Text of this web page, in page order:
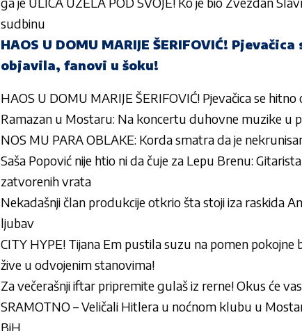
sudbinu
HAOS U DOMU MARIJE ŠERIFOVIĆ!
objavila, fanovi u šoku!
HAOS U DOMU MARIJE ŠERIFOVIĆ! Pjevačica se
Ramazan u Mostaru: Na koncertu duhovne muzike u
NOS MU PARA OBLAKE: Korda smatra da je
Saša Popović nije htio ni da čuje za Lepu Brenu:
zatvorenih vrata
Nekadašnji član produkcije otkrio šta stoji iza raskida
ljubav
CITY HYPE! Tijana Em pustila suzu na pomen
žive u odvojenim stanovima!
Za večerašnji iftar pripremite gulaš iz rerne! Okus će
SRAMOTNO – Veličali Hitlera u noćnom klubu u
BiH